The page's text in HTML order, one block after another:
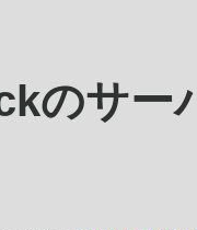
のサー